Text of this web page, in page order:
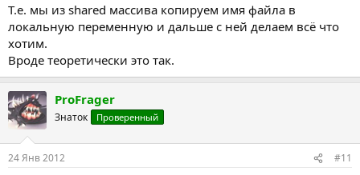
Т.е. мы из shared массива копируем имя файла в
локальную переменную и дальше с ней делаем всё что
хотим.
Вроде теоретически это так.
ProFrager
Знаток Проверенный
24 Янв 2012 #11